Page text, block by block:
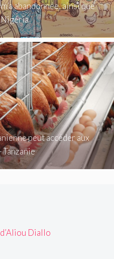
abandonnée, ainsi que
Nigéria
peut accéder aux
Diallo